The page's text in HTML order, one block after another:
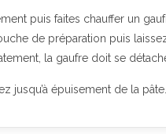
puis faites chauffer un
de préparation puis
la gaufre doit se
jusqu’à épuisement de la pâte.